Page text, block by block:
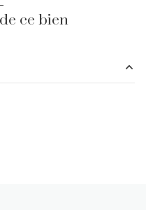
ce bien